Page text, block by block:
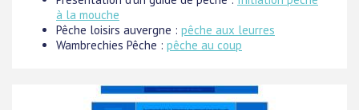
à la mouche
Pêche loisirs auvergne : pêche aux leurres
Wambrechies Pêche : pêche au coup